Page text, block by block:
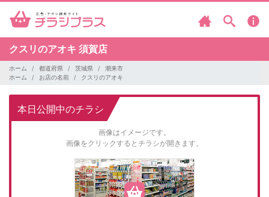
クスリのアオキ 須賀店
ホーム 都道府県 茨城県
潮来市
ホーム
お店の名前 クスリのアオキ
本日公開中のチラシ
画像はイメージです。
画像をクリックするとチラシが開きます。